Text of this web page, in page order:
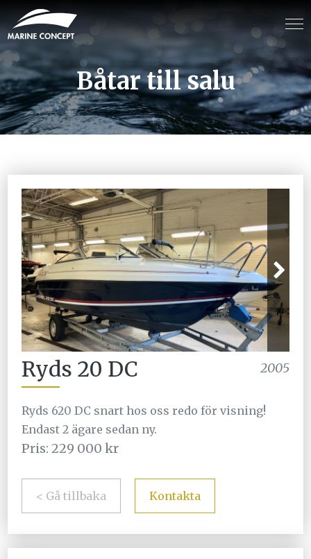
Båtar till salu
Ryds 20 DC 2005
Ryds 620 DC snart hos oss redo för visning!
Endast 2 ägare sedan ny.
Pris: 229 000 kr
< Gå tillbaka Kontakta